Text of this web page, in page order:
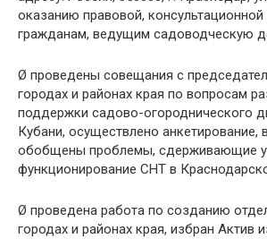
оказанию правовой,
гражданам, ведущим садоводческую
Ø проведены совещания с
городах и районах края по вопросам
поддержки садово-огороднического
Кубани, осуществлено анкетирование,
обобщены проблемы, сдерживающие
функционирование СНТ в
Ø проведена работа по созданию
городах и районах края, избран Актив